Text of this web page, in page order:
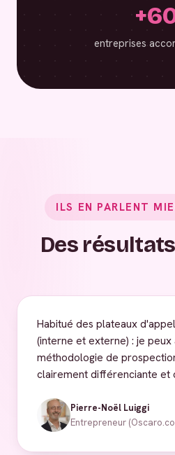
entreprises
ILS EN PARLENT
Des résultats
Habitué des plateaux
(interne et externe) : je
méthodologie de
clairement différenciante et
Pierre-Noël Luiggi
Entrepreneur